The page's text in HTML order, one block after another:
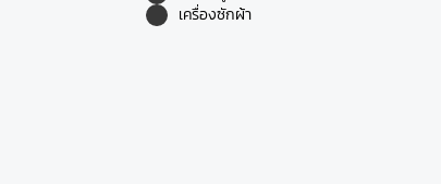
เครื่องซักผ้า